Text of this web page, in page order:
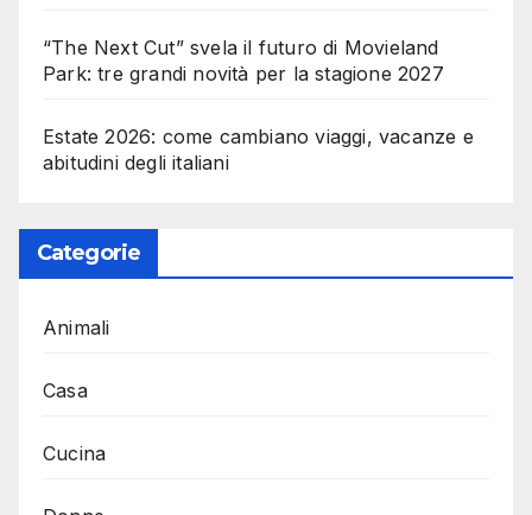
“The Next Cut” svela il futuro di Movieland
Park: tre grandi novità per la stagione 2027
Estate 2026: come cambiano viaggi, vacanze e
abitudini degli italiani
Categorie
Animali
Casa
Cucina